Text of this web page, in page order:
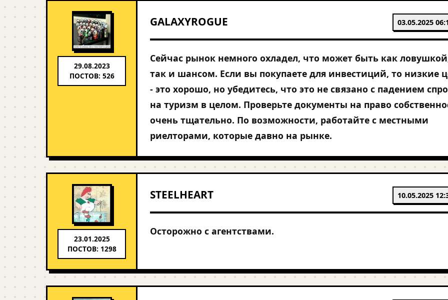
29.08.2023
ПОСТОВ: 526
GALAXYROGUE 03.05.2025
Сейчас рынок немного охладел, что может быть как
так и шансом. Если вы покупаете для инвестиций, то низкие
- это хорошо, но убедитесь, что это не связано с падением
на туризм в целом. Проверьте документы на право
очень тщательно. По возможности, работайте с местными
риелторами, которые давно на рынке.
23.01.2025
ПОСТОВ: 1298
STEELHEART 10.05.2025
Осторожно с агентствами.